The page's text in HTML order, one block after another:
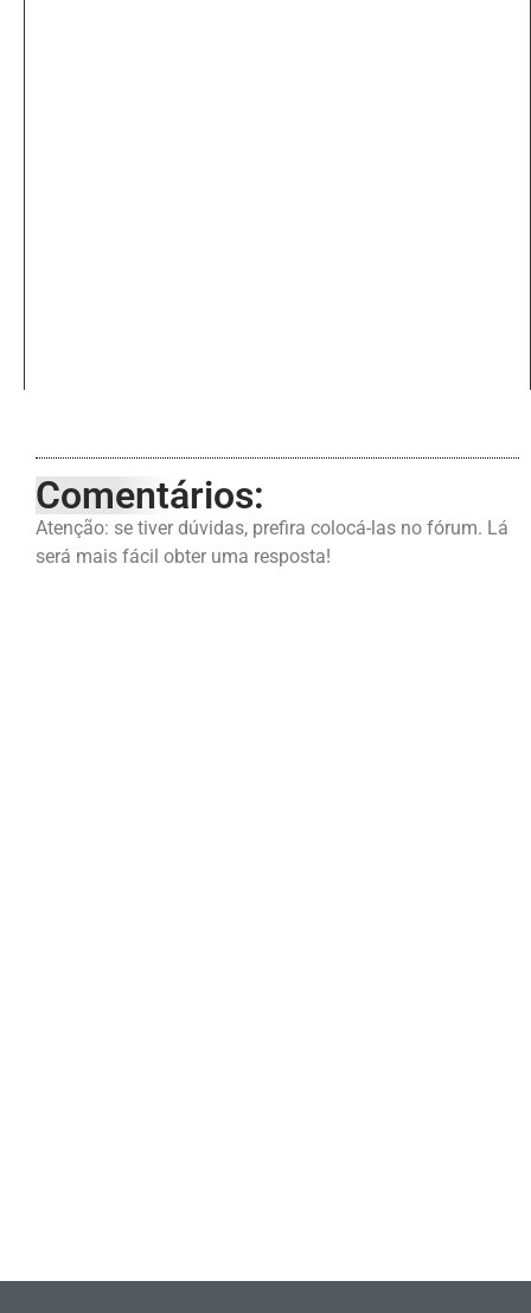
Comentários:
Atenção: se tiver dúvidas, prefira colocá-las no fórum. Lá
será mais fácil obter uma resposta!